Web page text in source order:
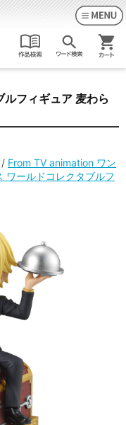
ルフィギュア 麦わら
/ From TV animation ワン
ワールドコレクタブルフ